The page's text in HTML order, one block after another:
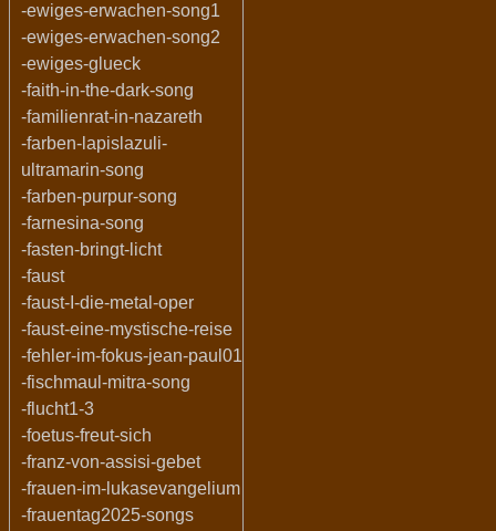
-ewiges-erwachen-song1
-ewiges-erwachen-song2
-ewiges-glueck
-faith-in-the-dark-song
-familienrat-in-nazareth
-farben-lapislazuli-
ultramarin-song
-farben-purpur-song
-farnesina-song
-fasten-bringt-licht
-faust
-faust-I-die-metal-oper
-faust-eine-mystische-reise
-fehler-im-fokus-jean-paul01
-fischmaul-mitra-song
-flucht1-3
-foetus-freut-sich
-franz-von-assisi-gebet
-frauen-im-lukasevangelium
-frauentag2025-songs